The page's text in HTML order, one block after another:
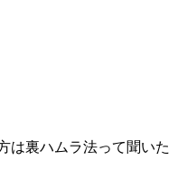
は裏ハムラ法って聞いた